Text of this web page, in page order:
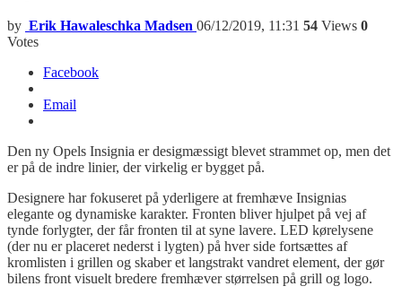
by Erik Hawaleschka Madsen 06/12/2019, 11:31 54 Views 0
Votes
Facebook
Email
Den ny Opels Insignia erdesigmæssigt blevet strammet op, men det
erpå de indre linier, dervirkelig erbygget på.
Designere harfokuseret på yderligere at fremhæve Insignias
elegante og dynamiske karakter. Fronten bliver hjulpet på vej af
tynde forlygter, derfår fronten til at syne lavere. LED kørelysene
(dernu erplaceret nederst i lygten) på hver side fortsættes af
kromlisten i grillen og skaber et langstrakt vandret element, der gør
bilens front visuelt bredere fremhæver størrelsen på grill og logo.